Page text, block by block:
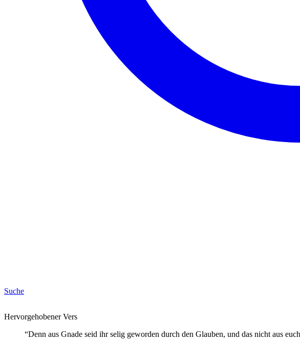
Suche
Hervorgehobener Vers
“Denn aus Gnade seid ihr selig geworden durch den Glauben, und das nicht aus